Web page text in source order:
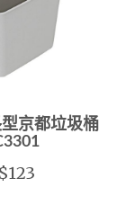
京都垃圾桶
$123